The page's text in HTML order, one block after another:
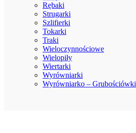
Rębaki
Strugarki
Szlifierki
Tokarki
Traki
Wieloczynnościowe
Wielopiły
Wiertarki
Wyrówniarki
Wyrówniarko – Grubościówki